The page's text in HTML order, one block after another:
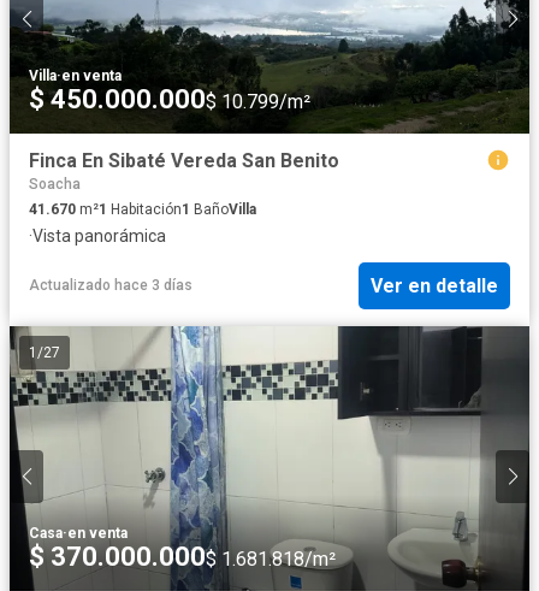
Villa·en venta
$ 450.000.000$ 10.799/m²
Finca En Sibaté Vereda San Benito
Soacha
41.670 m²1 Habitación1 BañoVilla
·Vista panorámica
Actualizado hace 3 días Ver en detalle
1 /27
Casa·en venta
$ 370.000.000$ 1.681.818/m²